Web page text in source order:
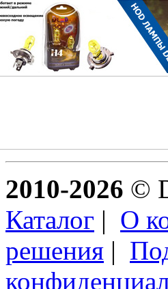
2010-2026 ©
Каталог | О
решения |